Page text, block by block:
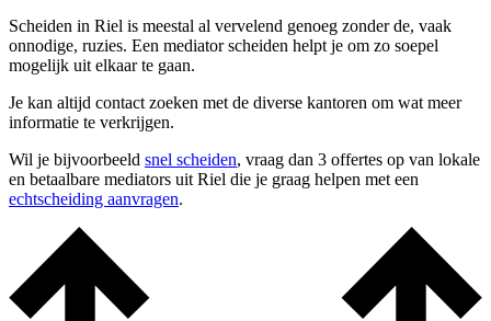
Scheiden in Riel is meestal al vervelend genoeg zonder de, vaak
onnodige, ruzies. Een mediator scheiden helpt je om zo soepel
mogelijk uit elkaar te gaan.
Je kan altijd contact zoeken met de diverse kantoren om wat meer
informatie te verkrijgen.
Wil je bijvoorbeeld snel scheiden, vraag dan 3 offertes op van lokale
en betaalbare mediators uit Riel die je graag helpen met een
echtscheiding aanvragen.